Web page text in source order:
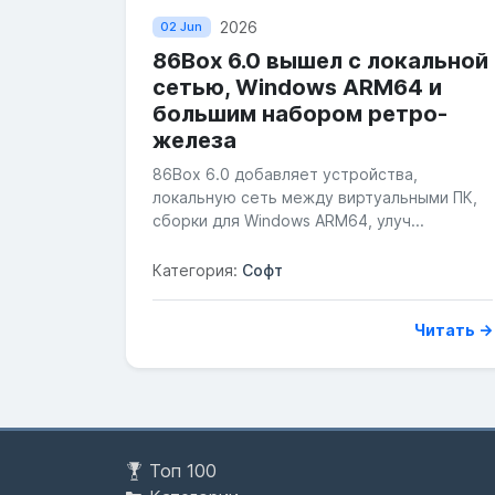
02 Jun 2026
86Box 6.0 вышел с локальной
сетью, Windows ARM64 и
большим набором ретро-
железа
86Box 6.0 добавляет устройства,
локальную сеть между виртуальными ПК,
сборки для Windows ARM64, улуч...
Категория: Софт
Читать →
Топ 100